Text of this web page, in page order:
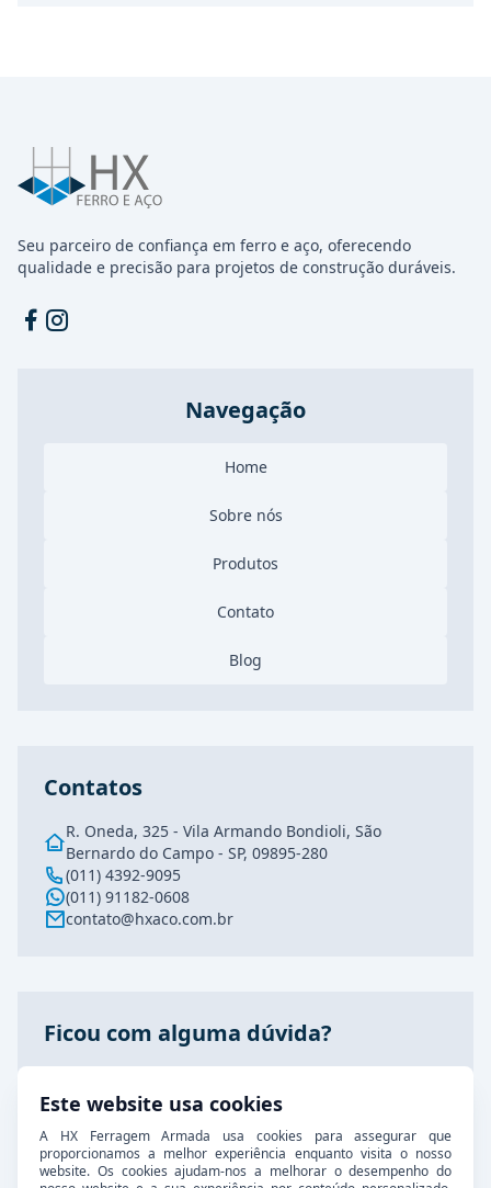
Este website usa cookies
A HX Ferragem Armada usa cookies para assegurar que
proporcionamos a melhor experiência enquanto visita o nosso
website. Os cookies ajudam-nos a melhorar o desempenho do
Seu parceiro de confiança em ferro e aço, oferecendo
qualidade e precisão para projetos de construção duráveis.
Facebook
Navegação
Home
Sobre nós
Produtos
Contato
Blog
Contatos
R. Oneda, 325 - Vila Armando Bondioli, São
Bernardo do Campo - SP, 09895-280
(011) 4392-9095
(011) 91182-0608
contato@hxaco.com.br
Ficou com alguma dúvida?
prontos para atende-lo!
Entre em contato